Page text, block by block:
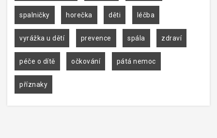
spalničky horečka děti léčba
vyrážka u dětí prevence spála zdraví
péče o dítě očkování pátá nemoc
příznaky